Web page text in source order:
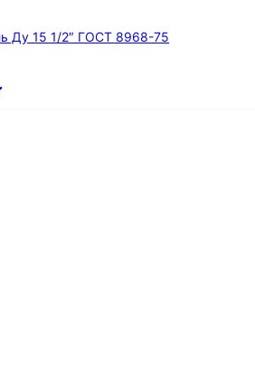
Ду 15 1/2″ ГОСТ 8968-75